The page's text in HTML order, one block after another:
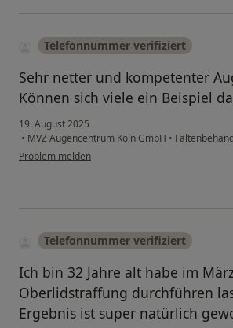
Telefonnummer verifiziert
Sehr netter und kompetenter
Können sich viele ein Beispiel
19. August 2025
• MVZ Augencentrum Köln GmbH •
Problem melden
Telefonnummer verifiziert
Ich bin 32 Jahre alt habe im
Oberlidstraffung durchführen
Ergebnis ist super natürlich